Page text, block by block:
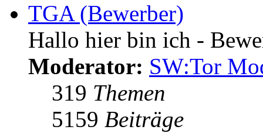
TGA (Bewerber)
Hallo hier bin ich -
Moderator: SW:Tor
319 Themen
5159 Beiträge